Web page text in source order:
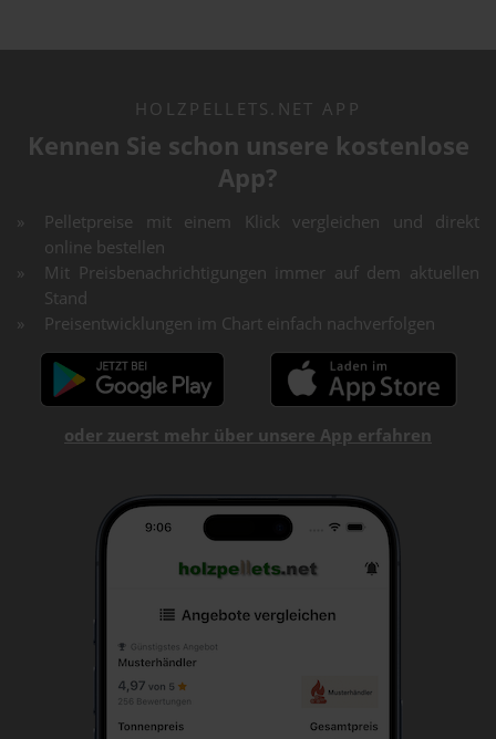
HOLZPELLETS.NET APP
Kennen Sie schon unsere kostenlose
App?
Pelletpreise mit einem Klick vergleichen und direkt
online bestellen
Mit Preisbenachrichtigungen immer auf dem aktuellen
Stand
Preisentwicklungen im Chart einfach nachverfolgen
oder zuerst mehr über unsere App erfahren